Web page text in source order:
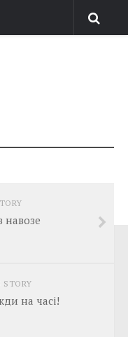
навозе
STORY
на часі!